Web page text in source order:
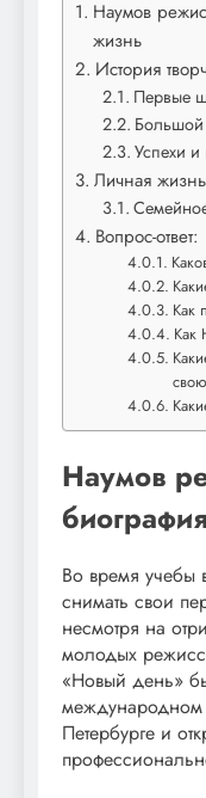
Наумов
жизнь
История
Первые
Успехи
Личная жизнь
Вопрос-ответ:
Как
Как
Наумов
Во время учебы
снимать свои
несмотря на
молодых
«Новый день»
международном
Петербурге и